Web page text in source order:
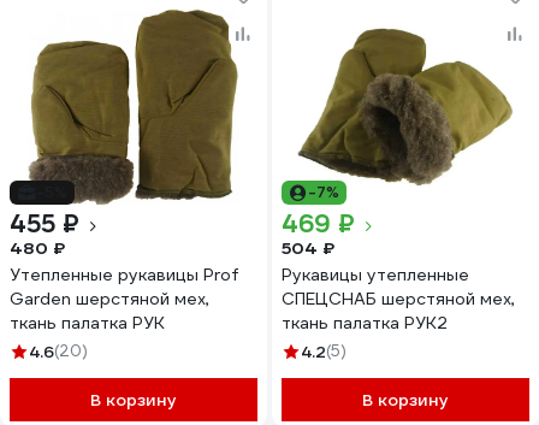
455 ₽
480 ₽
Утепленные рукавицы Prof
Garden шерстяной мех,
ткань палатка РУК
4.6(20)
В корзину
-7%
469 ₽
504 ₽
Рукавицы утепленные
СПЕЦСНАБ шерстяной мех,
ткань палатка РУК2
4.2(5)
В корзину